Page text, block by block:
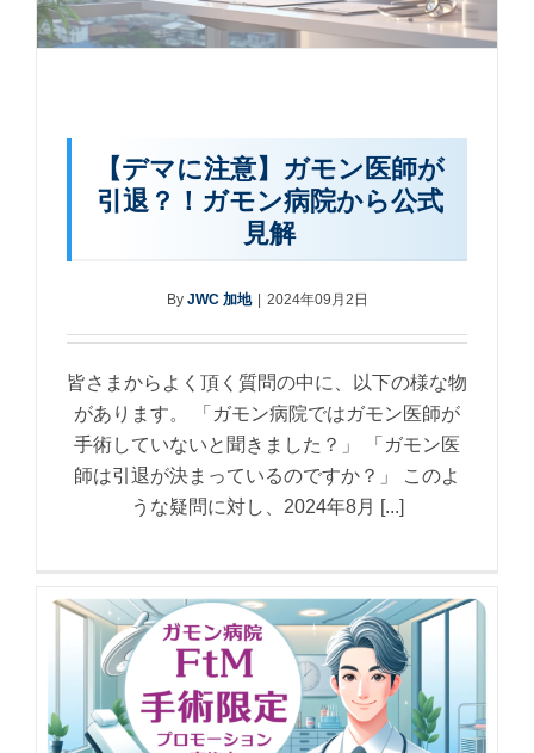
【デマに注意】ガモン医師が
引退？！ガモン病院から公式
見解
By JWC 加地 | 2024年09月2日
皆さまからよく頂く質問の中に、以下の様な物
があります。 「ガモン病院ではガモン医師が
手術していないと聞きました？」 「ガモン医
師は引退が決まっているのですか？」 このよ
うな疑問に対し、2024年8月 [...]